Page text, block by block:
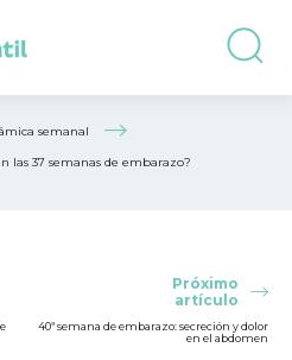
semanal
las 37 semanas de embarazo?
Próximo
artículo
40ª semana de embarazo: secreción y dolor
en el abdomen